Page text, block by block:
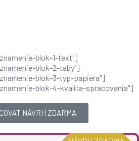
blok-1-text"]
blok-2-taby"]
blok-3-typ-papiera"]
blok-4-kvalita-spracovania"]
NÁVRH ZDARMA